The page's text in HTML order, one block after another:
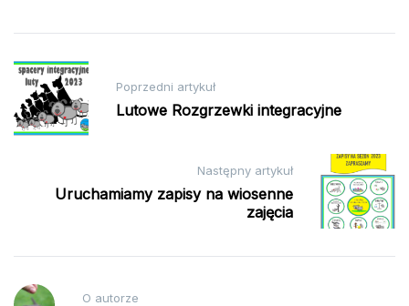
Nawigacja
wpisu
Poprzedni artykuł
Lutowe Rozgrzewki integracyjne
Następny artykuł
Uruchamiamy zapisy na wiosenne
zajęcia
O autorze